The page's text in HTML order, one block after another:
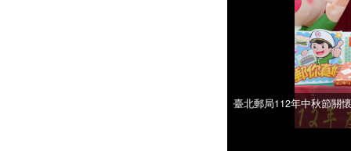
臺北郵局112年中秋節關
臺北郵局112年中秋節關